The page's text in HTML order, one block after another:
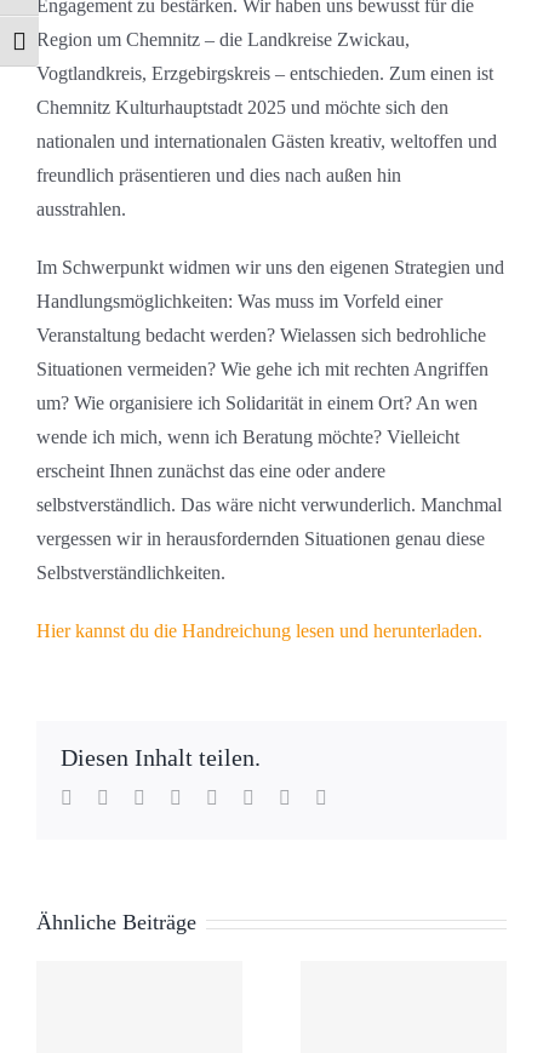
Schrift vergrößern
Engagement zu bestärken. Wir haben uns bewusst für die
Region um Chemnitz – die Landkreise Zwickau,
Vogtlandkreis, Erzgebirgskreis – entschieden. Zum einen ist
Chemnitz Kulturhauptstadt 2025 und möchte sich den
nationalen und internationalen Gästen kreativ, weltoffen und
freundlich präsentieren und dies nach außen hin
ausstrahlen.
Im Schwerpunkt widmen wir uns den eigenen Strategien und
Handlungsmöglichkeiten: Was muss im Vorfeld einer
Veranstaltung bedacht werden? Wielassen sich bedrohliche
Situationen vermeiden? Wie gehe ich mit rechten Angriffen
um? Wie organisiere ich Solidarität in einem Ort? An wen
wende ich mich, wenn ich Beratung möchte? Vielleicht
erscheint Ihnen zunächst das eine oder andere
selbstverständlich. Das wäre nicht verwunderlich. Manchmal
vergessen wir in herausfordernden Situationen genau diese
Selbstverständlichkeiten.
Hier kannst du die Handreichung lesen und herunterladen.
Diesen Inhalt teilen.
Facebook
TwitterReddit LinkedInWhatsApp
TumblrPinterest
Ähnliche Beiträge